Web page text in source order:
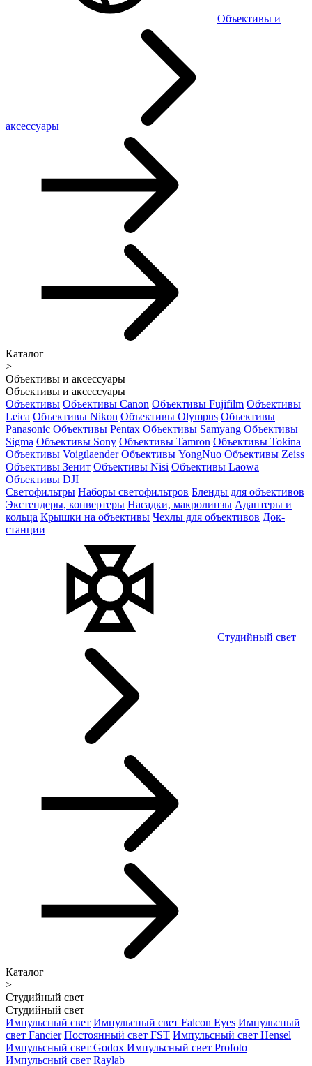
Объективы и
аксессуары
Каталог
>
Объективы и аксессуары
Объективы и аксессуары
Объективы Объективы Canon Объективы Fujifilm Объективы
Leica Объективы Nikon Объективы Olympus Объективы
Panasonic Объективы Pentax Объективы Samyang Объективы
Sigma Объективы Sony Объективы Tamron Объективы Tokina
Объективы Voigtlaender Объективы YongNuo Объективы Zeiss
Объективы Зенит Объективы Nisi Объективы Laowa
Объективы DJI
Светофильтры Наборы светофильтров Бленды для объективов
Экстендеры, конвертеры Насадки, макролинзы Адаптеры и
кольца Крышки на объективы Чехлы для объективов Док-
станции
Студийный свет
Каталог
>
Студийный свет
Студийный свет
Импульсный свет Импульсный свет Falcon Eyes Импульсный
свет Fancier Постоянный свет FST Импульсный свет Hensel
Импульсный свет Godox Импульсный свет Profoto
Импульсный свет Raylab